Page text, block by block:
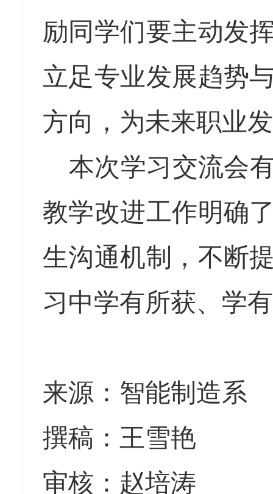
励同学们要主动发
立足专业发展趋势
方向，为未来职业
本次学习交流会
教学改进工作明确
生沟通机制，不断
习中学有所获、 学
来源：智能制造系
撰稿：王雪艳
审核：赵培涛